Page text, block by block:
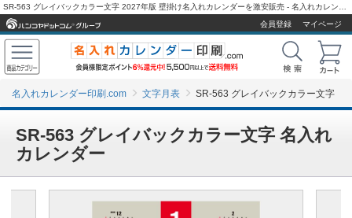
会員登録
マイページ
名入れカレンダー印刷.com 文字月表 SR-563 グレイバックカラー文字
SR-563 グレイバックカラー文字 名入れ
カレンダー